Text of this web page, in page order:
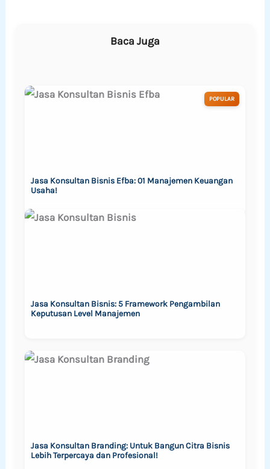
Baca Juga
POPULAR
Jasa Konsultan Bisnis Efba: 01 Manajemen Keuangan
Usaha!
Jasa Konsultan Bisnis: 5 Framework Pengambilan
Keputusan Level Manajemen
Jasa Konsultan Branding: Untuk Bangun Citra Bisnis
Lebih Terpercaya dan Profesional!